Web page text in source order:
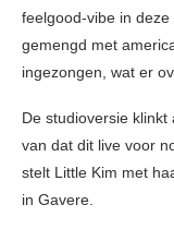
feelgood-vibe in
gemengd met
ingezongen, wat er
De studioversie
van dat dit live voor
stelt Little Kim met
in Gavere.